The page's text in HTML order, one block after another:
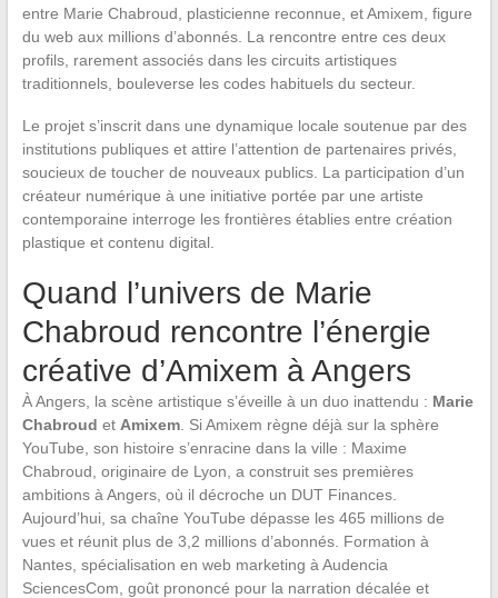
entre Marie Chabroud, plasticienne reconnue, et Amixem, figure
du web aux millions d’abonnés. La rencontre entre ces deux
profils, rarement associés dans les circuits artistiques
traditionnels, bouleverse les codes habituels du secteur.
Le projet s’inscrit dans une dynamique locale soutenue par des
institutions publiques et attire l’attention de partenaires privés,
soucieux de toucher de nouveaux publics. La participation d’un
créateur numérique à une initiative portée par une artiste
contemporaine interroge les frontières établies entre création
plastique et contenu digital.
Quand l’univers de Marie
Chabroud rencontre l’énergie
créative d’Amixem à Angers
À Angers, la scène artistique s’éveille à un duo inattendu : Marie
Chabroud et Amixem. Si Amixem règne déjà sur la sphère
YouTube, son histoire s’enracine dans la ville : Maxime
Chabroud, originaire de Lyon, a construit ses premières
ambitions à Angers, où il décroche un DUT Finances.
Aujourd’hui, sa chaîne YouTube dépasse les 465 millions de
vues et réunit plus de 3,2 millions d’abonnés. Formation à
Nantes, spécialisation en web marketing à Audencia
SciencesCom, goût prononcé pour la narration décalée et